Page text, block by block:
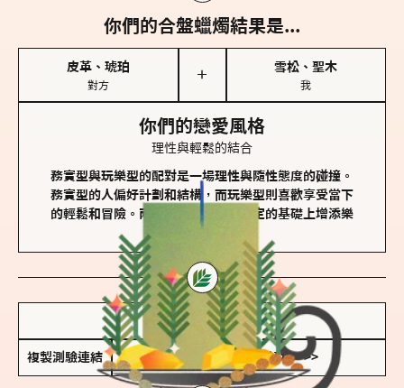
你們的合盤蠟燭結果是...
皮革、琥珀
對方
＋
雪松、聖木
我
你們的戀愛風格
理性與輕鬆的結合
務實型與玩樂型的配對是一場理性與隨性態度的碰撞。
務實型的人偏好計劃和結構，而玩樂型則喜歡享受當下
的輕鬆和冒險。兩者的關係能夠在穩定的基礎上增添樂
儲存我的結果圖
複製測驗連結 查看香氛類型全解析 >>>